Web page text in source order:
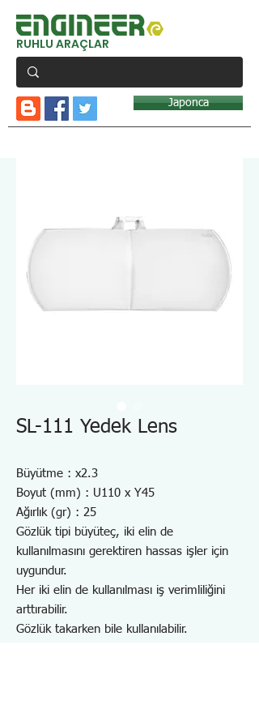
RUHLU ARAÇLAR
Japonca
SL-111 Yedek Lens
Büyütme : x2.3
Boyut (mm) : U110 x Y45
Ağırlık (gr) : 25
Gözlük tipi büyüteç, iki elin de
kullanılmasını gerektiren hassas işler için
uygundur.
Her iki elin de kullanılması iş verimliliğini
arttırabilir.
Gözlük takarken bile kullanılabilir.